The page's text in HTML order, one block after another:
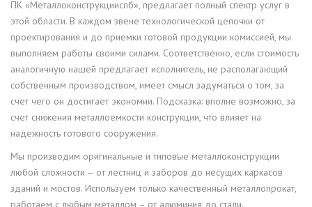
ПК «Металлоконструкцииспб», предлагает полный спектр услуг в
этой области. В каждом звене технологической цепочки от
проектирования и до приемки готовой продукции комиссией, мы
выполняем работы своими силами. Соответственно, если стоимость
аналогичную нашей предлагает исполнитель, не располагающий
собственным производством, имеет смысл задуматься о том, за
счет чего он достигает экономии. Подсказка: вполне возможно, за
счет снижения металлоемкости конструкции, что влияет на
надежность готового сооружения.
Мы производим оригинальные и типовые металлоконструкции
любой сложности – от лестниц и заборов до несущих каркасов
зданий и мостов. Используем только качественный металлопрокат,